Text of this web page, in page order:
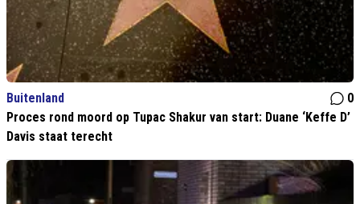
Buitenland
0
Proces rond moord op Tupac Shakur van start: Duane ‘Keffe D’
Davis staat terecht